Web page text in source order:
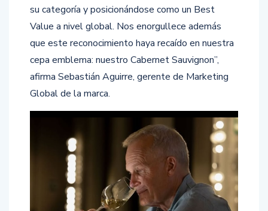
su categoría y posicionándose como un Best
Value a nivel global. Nos enorgullece además
que este reconocimiento haya recaído en nuestra
cepa emblema: nuestro Cabernet Sauvignon”,
afirma Sebastián Aguirre, gerente de Marketing
Global de la marca.​